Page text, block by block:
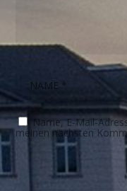
Name, E-Mail-
meinen nächsten